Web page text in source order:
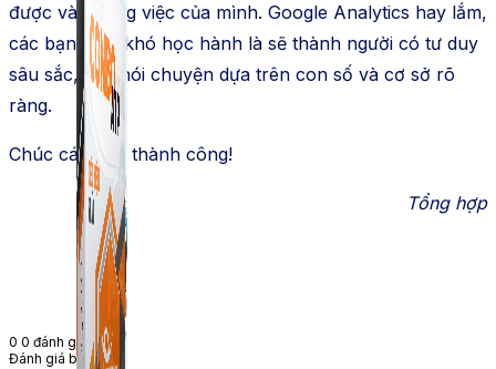
được vào công việc của mình. Google Analytics hay lắm,
các bạn chịu khó học hành là sẽ thành người có tư duy
sâu sắc, biết nói chuyện dựa trên con số và cơ sở rõ
ràng.
Chúc các bạn thành công!
Tổng hợp
0 0 đánh giá
Đánh giá bài viết